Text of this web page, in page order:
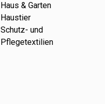
Haus & Garten
Haustier
Schutz- und
Pflegetextilien